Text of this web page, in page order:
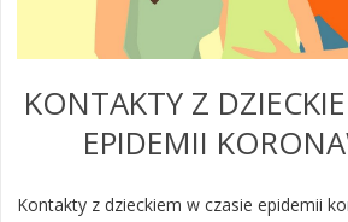
KONTAKTY Z
EPIDEMII
Kontakty z dzieckiem w czasie epidemii